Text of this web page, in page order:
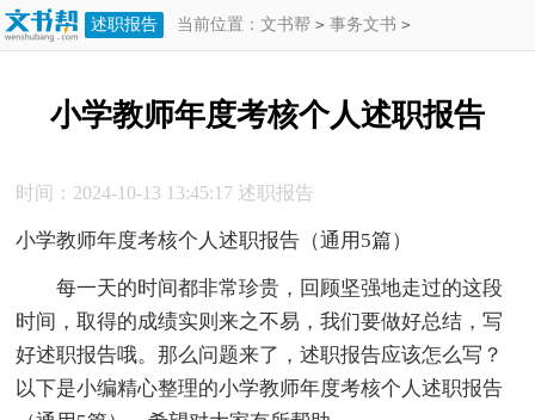
述职报告 当前位置： 文书帮 > 事务文书 >
报告
小学教师年度考核个人述职报告
时间：2024-10-13 13:45:17 述职报告
小学教师年度考核个人述职报告（通用5篇）
每一天的时间都非常珍贵，回顾坚强地走过的这段
时间，取得的成绩实则来之不易，我们要做好总结，写
好述职报告哦。那么问题来了，述职报告应该怎么写？
以下是小编精心整理的小学教师年度考核个人述职报告